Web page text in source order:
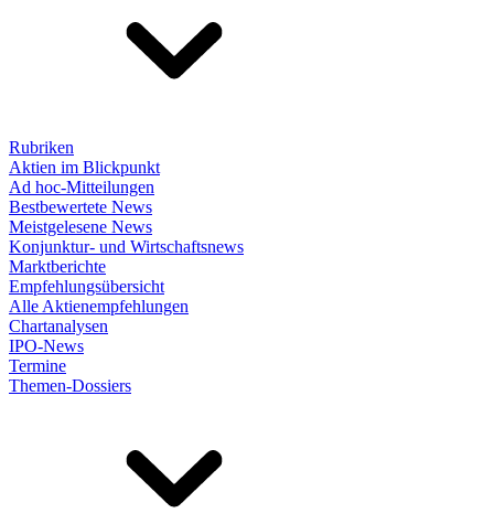
Rubriken
Aktien im Blickpunkt
Ad hoc-Mitteilungen
Bestbewertete News
Meistgelesene News
Konjunktur- und Wirtschaftsnews
Marktberichte
Empfehlungsübersicht
Alle Aktienempfehlungen
Chartanalysen
IPO-News
Termine
Themen-Dossiers